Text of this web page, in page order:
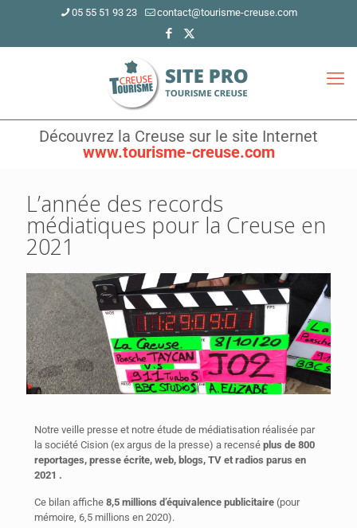
05 55 51 93 23 contact@tourisme-creuse.com
Découvrez la Creuse sur le site Internet
www.tourisme-creuse.com
L’année des records
médiatiques pour la Creuse en
2021
Notre veille presse et notre étude de médiatisation réalisée par
la société Cision (ex argus de la presse) a recensé plus de 800
reportages, presse écrite, web, blogs, TV et radios parus en
2021 .
Ce bilan affiche 8,5 millions d’équivalence publicitaire (pour
mémoire, 6,5 millions en 2020).